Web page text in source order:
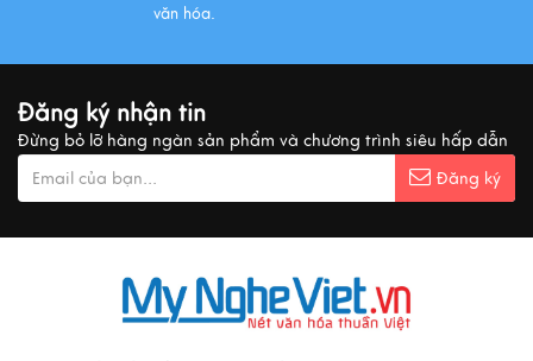
Xem thêm
Ý nghĩa cảnh vật Tranh sơn mài
Xem thêm
văn hóa.
Đăng ký nhận tin
Đừng bỏ lỡ hàng ngàn sản phẩm và chương trình siêu hấp dẫn
Đăng ký